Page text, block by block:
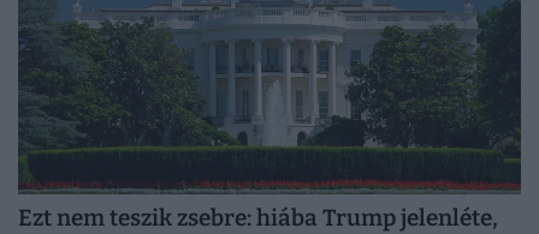
Ezt nem teszik zsebre: hiába Trump jelenléte,